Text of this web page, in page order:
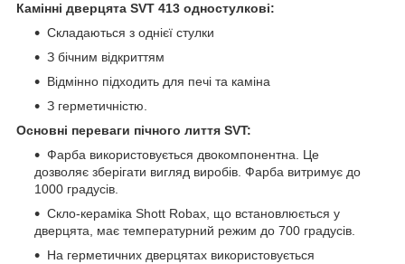
Камінні дверцята SVT 413 одностулкові:
Складаються з однієї стулки
З бічним відкриттям
Відмінно підходить для печі та каміна
З герметичністю.
Основні переваги пічного лиття SVT:
Фарба використовується двокомпонентна. Це
дозволяє зберігати вигляд виробів. Фарба витримує до
1000 градусів.
Скло-кераміка Shott Robax, що встановлюється у
дверцята, має температурний режим до 700 градусів.
На герметичних дверцятах використовується